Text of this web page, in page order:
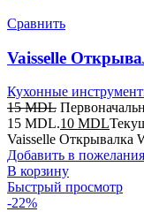
Сравнить
Vaisselle
Кухонные
15MDL
15 MDL.10 MDL
Vaisselle Открывалка
Добавить в пожелания
В корзину
Быстрый просмотр
-22%